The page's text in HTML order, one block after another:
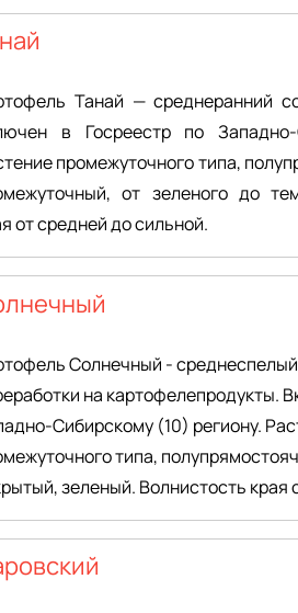
Танай — среднеранний
в Госреестр по Западно-
промежуточного типа,
от зеленого до
от средней до сильной.
Солнечный - среднеспелый
на картофелепродукты.
Сибирскому (10) региону.
типа,
зеленый. Волнистость края